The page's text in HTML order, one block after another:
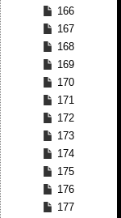
166
167
168
169
170
171
172
173
174
175
176
177